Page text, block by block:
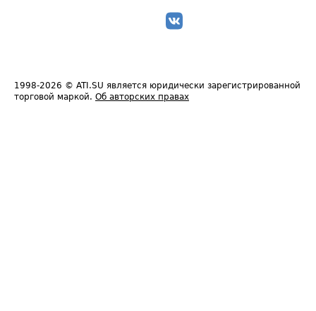
1998-2026 © ATI.SU является юридически зарегистрированной
торговой маркой. Об авторских правах